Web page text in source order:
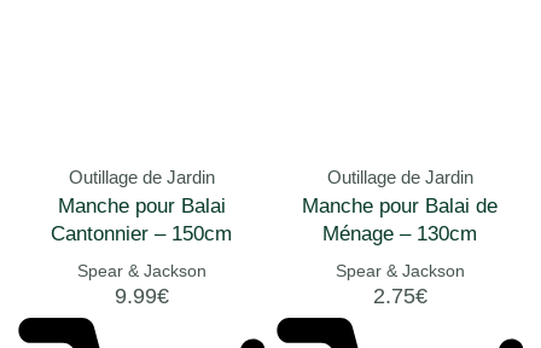
Outillage de Jardin
Manche pour Balai
Cantonnier – 150cm
Spear & Jackson
9.99€
Outillage de Jardin
Manche pour Balai de
Ménage – 130cm
Spear & Jackson
2.75€